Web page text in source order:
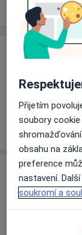
Ceník
Ceník
Informace o
Tento
Adresa
Přijetím
soubory
obsahu na
preference
nastavení.
soukromí a